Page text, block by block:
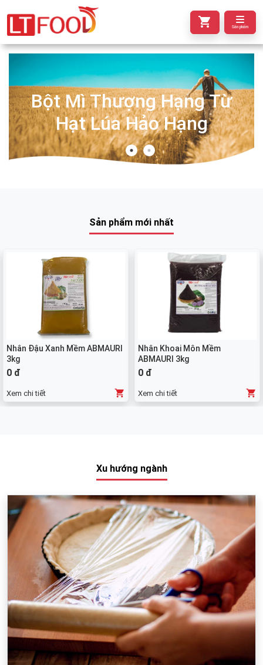
Sản phẩm
Bột Mì Thượng Hạng Từ
Hạt Lúa Hảo Hạng
Sản phẩm mới nhất
Nhân Đậu Xanh Mềm ABMAURI
3kg
0 đ
Xem chi tiết
Nhân Khoai Môn Mềm
ABMAURI 3kg
0 đ
Xem chi tiết
Xu hướng ngành